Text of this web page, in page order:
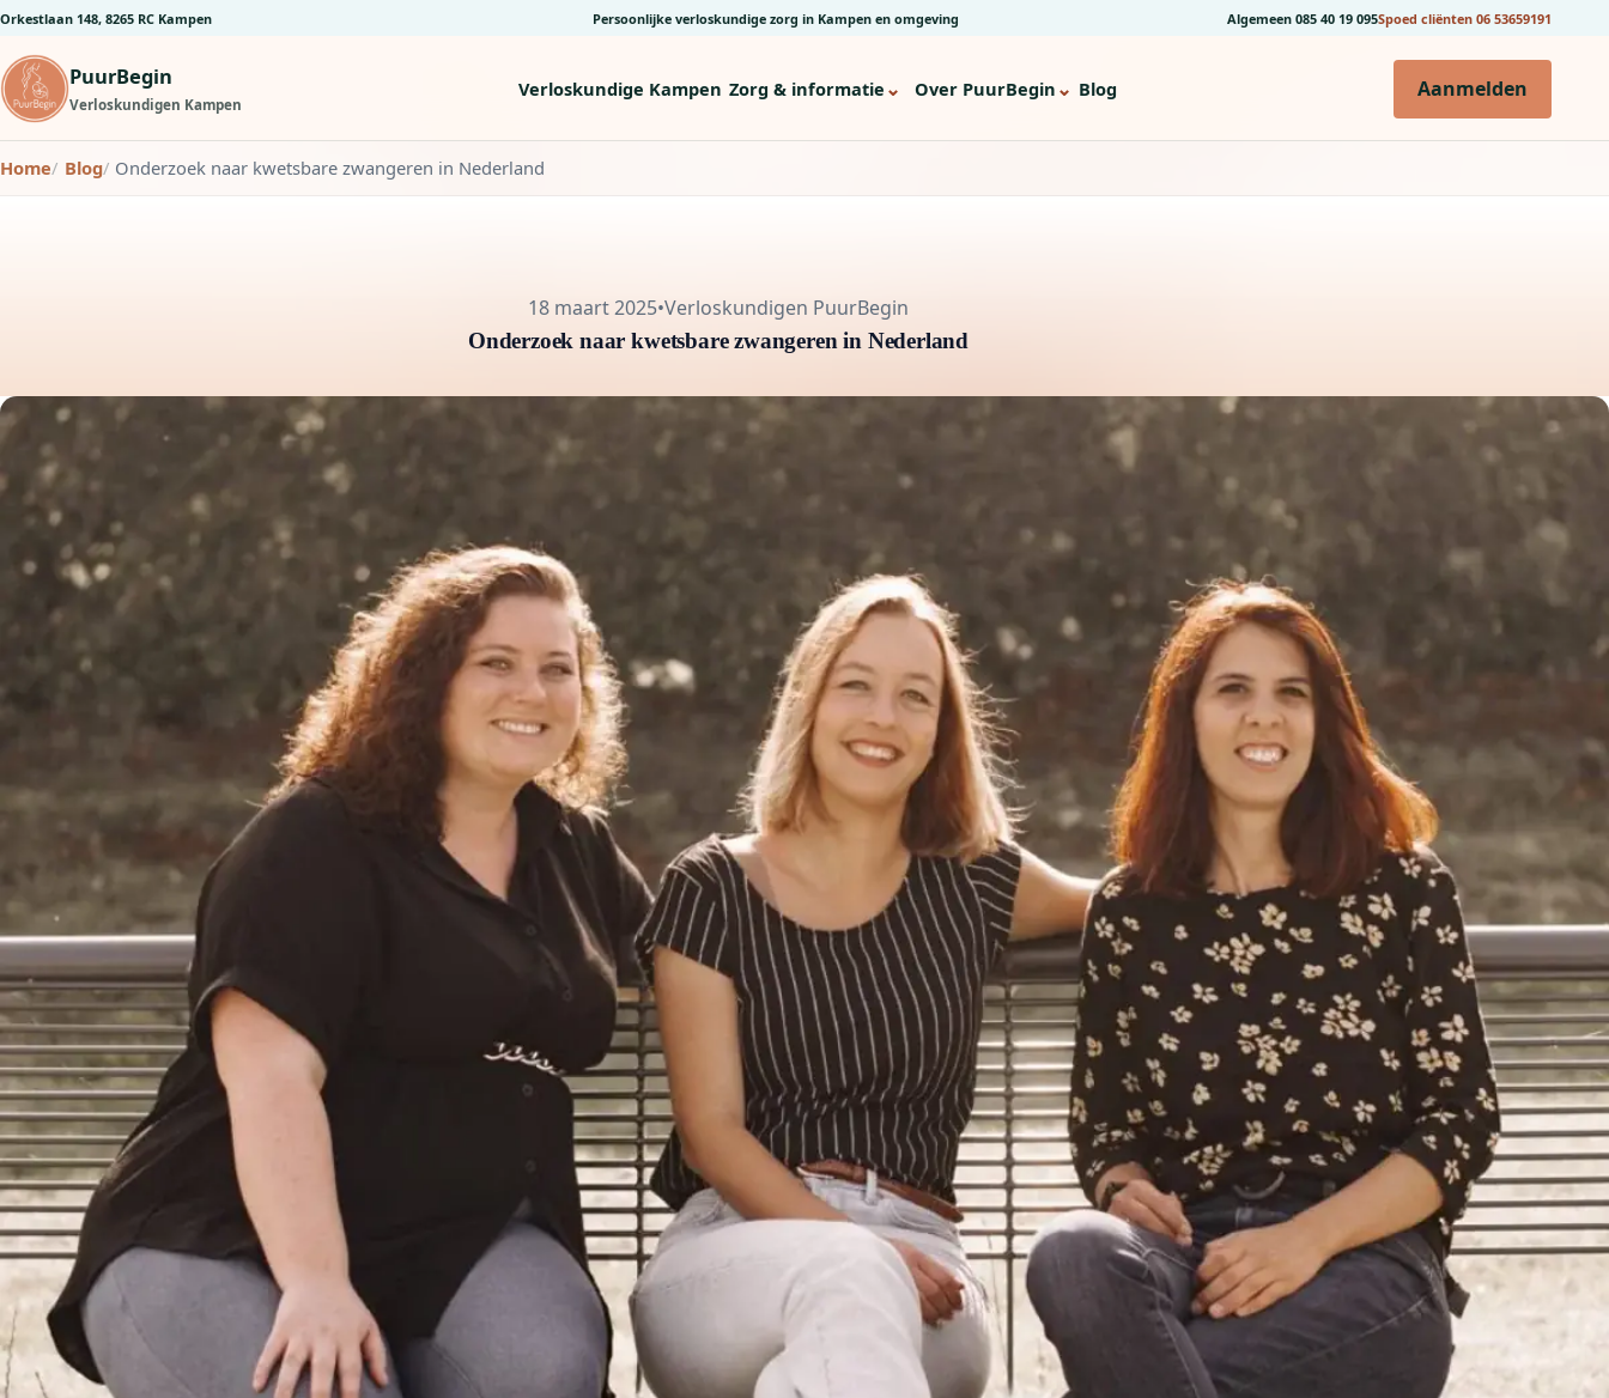
Orkestlaan 148, 8265 RC Kampen Persoonlijke verloskundige zorg in Kampen en omgeving Algemeen 085 40 19 095Spoed cliënten 06 53659191
PuurBegin
Verloskundigen Kampen
Verloskundige Kampen Zorg & informatie ⌄ Over PuurBegin ⌄ Blog Aanmelden
Home Blog Onderzoek naar kwetsbare zwangeren in Nederland
18 maart 2025•Verloskundigen PuurBegin
Onderzoek naar kwetsbare zwangeren in Nederland